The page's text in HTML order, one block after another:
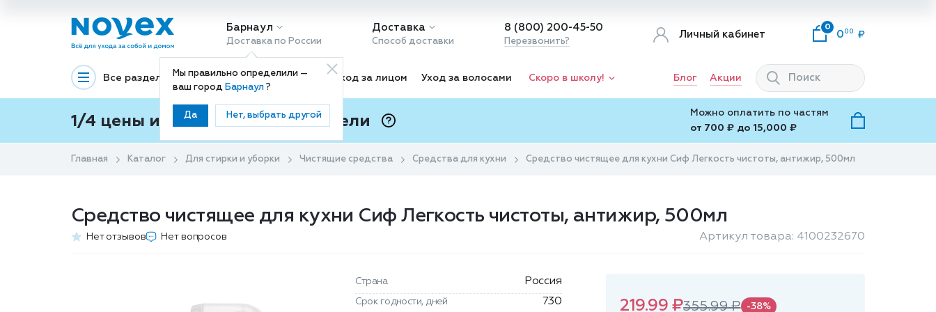
Барнаул
Доставка по России
Мы правильно определили —
ваш город Барнаул?
Да Нет, выбрать другой
Доставка
Способ доставки
8 (800) 200-45-50
Перезвонить?
Личный кабинет
0
0 00
Все разделы Декоративная косметика Уход за лицом Уход за волосами Скоро в школу! Блог Акции
1/4 цены и покупки ваши с Подели
Можно оплатить по частям
от 700 ₽ до 15,000 ₽
Главная Каталог Для стирки и уборки Чистящие средства Средства для кухни Средство чистящее для кухни Сиф Легкость чистоты, антижир, 500мл
Средство чистящее для кухни Сиф Легкость чистоты, антижир, 500мл
Нет отзывов Нет вопросов Артикул товара: 4100232670
Страна Россия
Срок годности, дней 730 219.99 ₽355.99 ₽ -38%